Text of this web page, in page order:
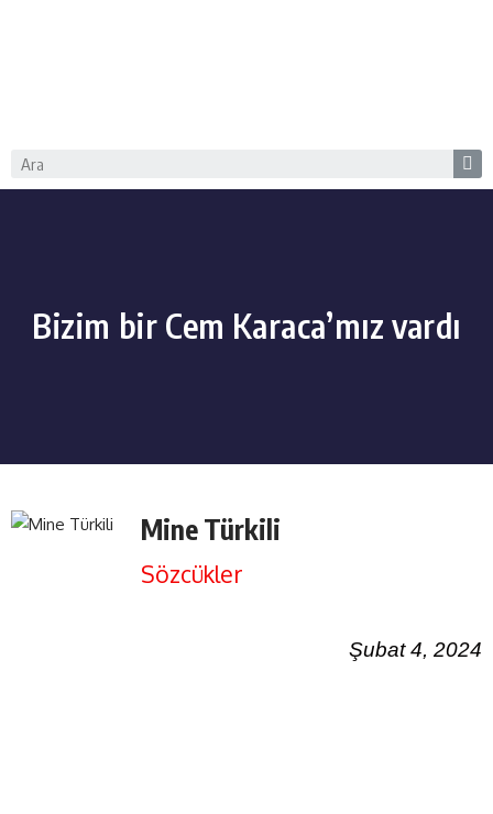
Bizim bir Cem Karaca’mız vardı
Mine Türkili
Sözcükler
Şubat 4, 2024